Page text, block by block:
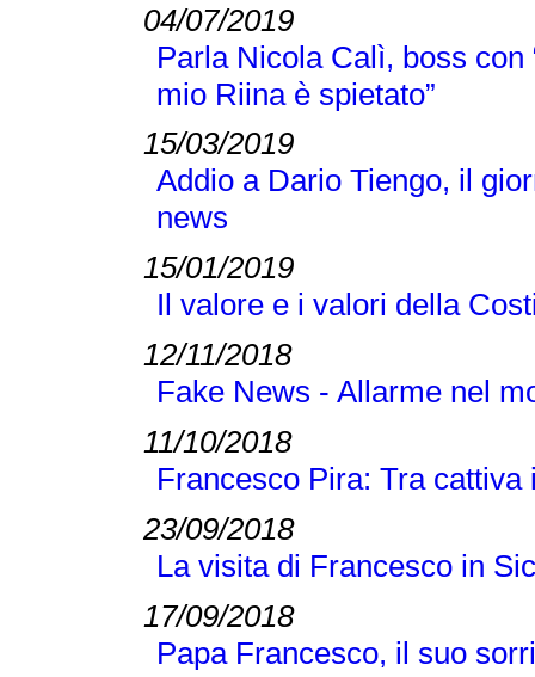
04/07/2019
Parla Nicola Calì, boss con
mio Riina è spietato”
15/03/2019
Addio a Dario Tiengo, il
news
15/01/2019
Il valore e i valori della
12/11/2018
Fake News - Allarme nel
11/10/2018
Francesco Pira: Tra
23/09/2018
La visita di Francesco in
17/09/2018
Papa Francesco, il suo